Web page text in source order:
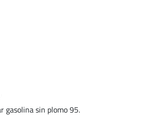
gasolina sin plomo 95.